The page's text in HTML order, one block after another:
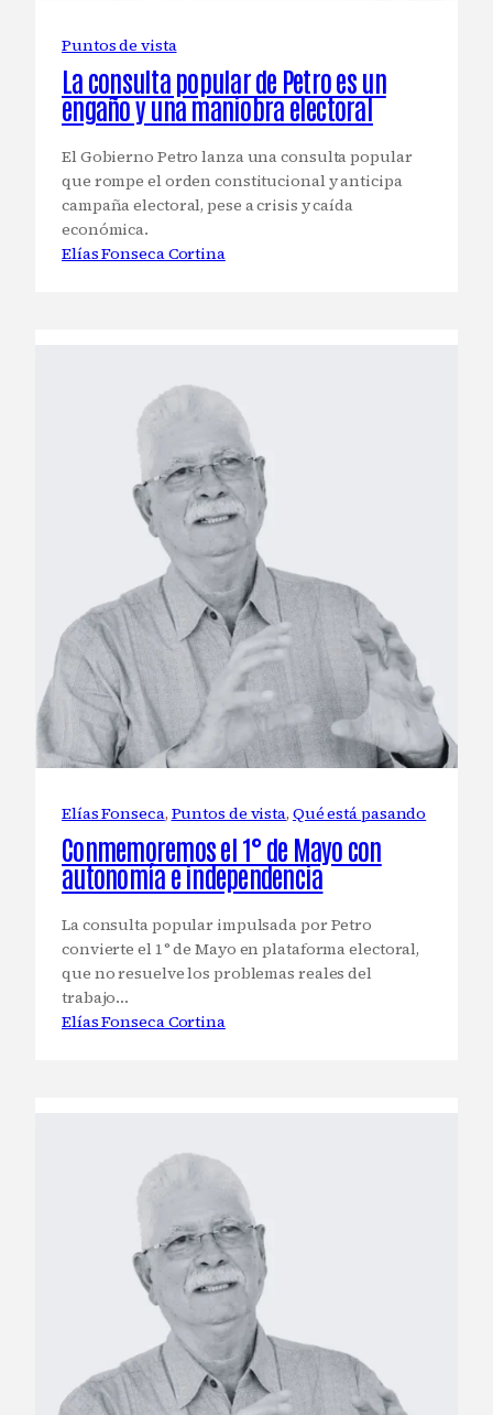
Puntos de vista
La consulta popular de Petro es un
engaño y una maniobra electoral
El Gobierno Petro lanza una consulta popular
que rompe el orden constitucional y anticipa
campaña electoral, pese a crisis y caída
económica.
Elías Fonseca Cortina
Elías Fonseca, Puntos de vista, Qué está pasando
Conmemoremos el 1° de Mayo con
autonomía e independencia
La consulta popular impulsada por Petro
convierte el 1° de Mayo en plataforma electoral,
que no resuelve los problemas reales del
trabajo…
Elías Fonseca Cortina